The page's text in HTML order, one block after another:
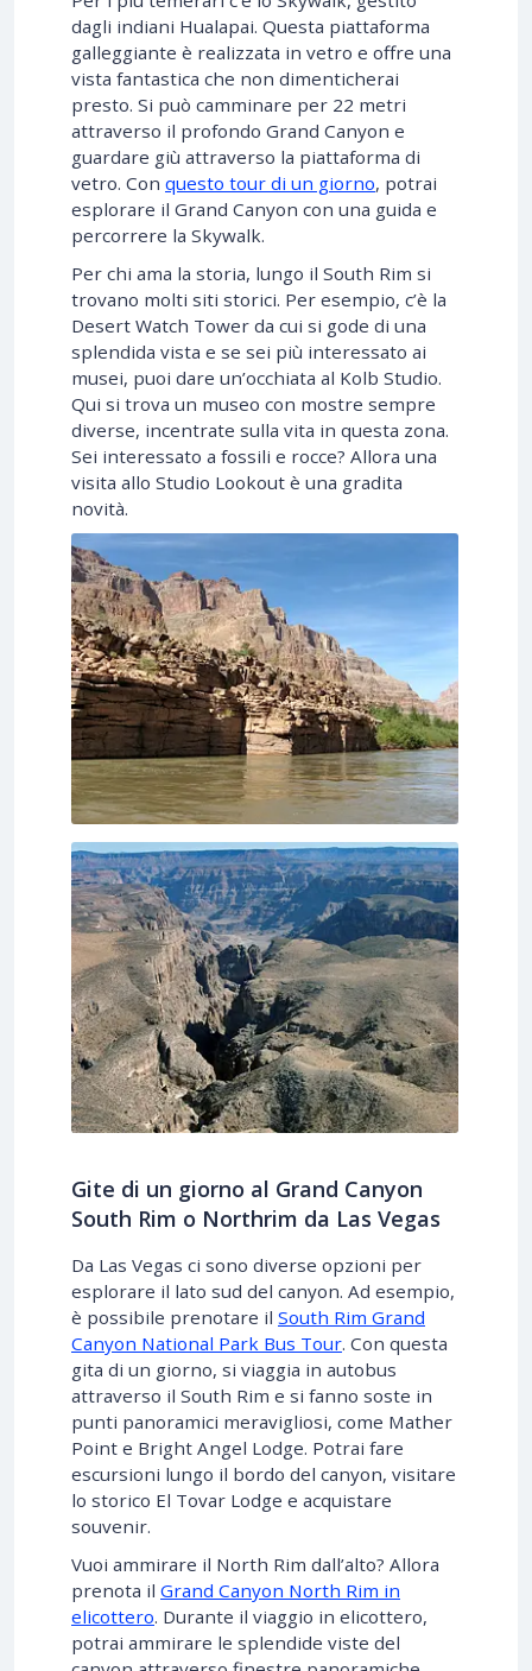
dagli indiani Hualapai. Questa piattaforma
galleggiante è realizzata in vetro e offre una
vista fantastica che non dimenticherai
presto. Si può camminare per 22 metri
attraverso il profondo Grand Canyon e
guardare giù attraverso la piattaforma di
vetro. Con questo tour di un giorno, potrai
esplorare il Grand Canyon con una guida e
percorrere la Skywalk.
Per chi ama la storia, lungo il South Rim si
trovano molti siti storici. Per esempio, c’è la
Desert Watch Tower da cui si gode di una
splendida vista e se sei più interessato ai
musei, puoi dare un’occhiata al Kolb Studio.
Qui si trova un museo con mostre sempre
diverse, incentrate sulla vita in questa zona.
Sei interessato a fossili e rocce? Allora una
visita allo Studio Lookout è una gradita
novità.
Gite di un giorno al Grand Canyon
South Rim o Northrim da Las Vegas
Da Las Vegas ci sono diverse opzioni per
esplorare il lato sud del canyon. Ad esempio,
è possibile prenotare il South Rim Grand
Canyon National Park Bus Tour. Con questa
gita di un giorno, si viaggia in autobus
attraverso il South Rim e si fanno soste in
punti panoramici meravigliosi, come Mather
Point e Bright Angel Lodge. Potrai fare
escursioni lungo il bordo del canyon, visitare
lo storico El Tovar Lodge e acquistare
souvenir.
Vuoi ammirare il North Rim dall’alto? Allora
prenota il Grand Canyon North Rim in
elicottero. Durante il viaggio in elicottero,
potrai ammirare le splendide viste del